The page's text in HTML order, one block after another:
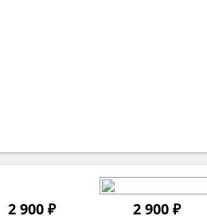
2 900 ₽ 2 900 ₽